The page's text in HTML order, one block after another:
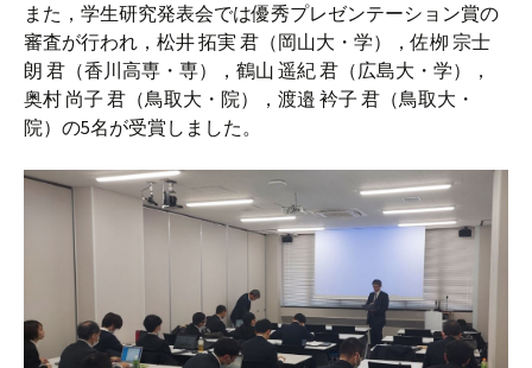
また，学生研究発表会では優秀プレゼンテーション賞の
審査が行われ，松井 拓実 君（岡山大・学），佐栁 宗士
朗 君（香川高専・専），鶴山 遥紀 君（広島大・学），
奥村 尚子 君（鳥取大・院），渡邉 衿子 君（鳥取大・
院）の5名が受賞しました。